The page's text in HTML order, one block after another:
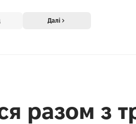
Далі
разом з